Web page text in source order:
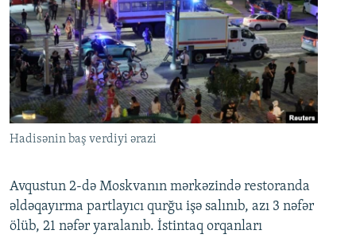
Hadisənin baş verdiyi ərazi
Avqustun 2-də Moskvanın mərkəzində restoranda
əldəqayırma partlayıcı qurğu işə salınıb, azı 3 nəfər
ölüb, 21 nəfər yaralanıb. İstintaq orqanları